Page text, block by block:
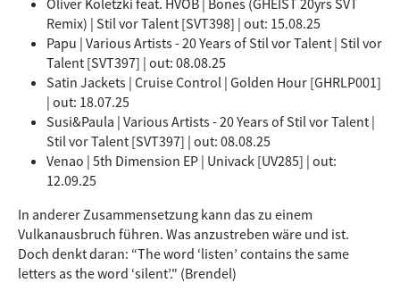
Oliver Koletzki feat. HVOB | Bones (GHEIST 20yrs SVT
Remix) | Stil vor Talent [SVT398] | out: 15.08.25
Papu | Various Artists - 20 Years of Stil vor Talent | Stil vor
Talent [SVT397] | out: 08.08.25
Satin Jackets | Cruise Control | Golden Hour [GHRLP001]
| out: 18.07.25
Susi&Paula | Various Artists - 20 Years of Stil vor Talent |
Stil vor Talent [SVT397] | out: 08.08.25
Venao | 5th Dimension EP | Univack [UV285] | out:
12.09.25
In anderer Zusammensetzung kann das zu einem
Vulkanausbruch führen. Was anzustreben wäre und ist.
Doch denkt daran: “The word ‘listen’ contains the same
letters as the word ‘silent’." (Brendel)